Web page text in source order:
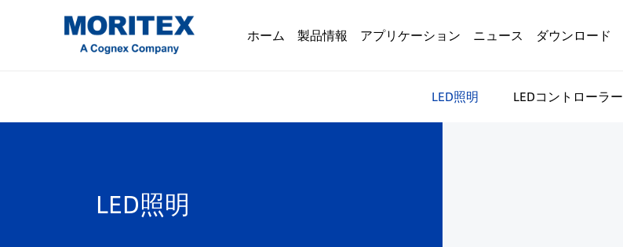
ホーム 製品情報 アプリケーション ニュース ダウンロード
LED照明 LEDコントローラー
LED照明